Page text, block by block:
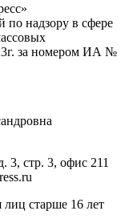
по надзору в сфере
за номером ИА №
3, стр. 3, офис 211
лиц старше 16 лет